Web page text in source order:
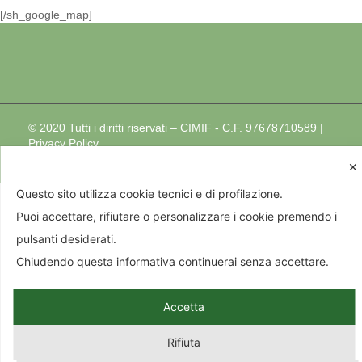
[/sh_google_map]
© 2020 Tutti i diritti riservati – CIMIF - C.F. 97678710589 |
Privacy Policy
✕
Questo sito utilizza cookie tecnici e di profilazione.
Puoi accettare, rifiutare o personalizzare i cookie premendo i
pulsanti desiderati.
Chiudendo questa informativa continuerai senza accettare.
Accetta
Rifiuta